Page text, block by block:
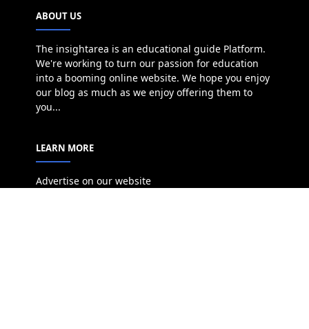
ABOUT US
The insightarea is an educational guide Platform.
We're working to turn our passion for education
into a booming online website. We hope you enjoy
our blog as much as we enjoy offering them to
you...
LEARN MORE
Advertise on our website